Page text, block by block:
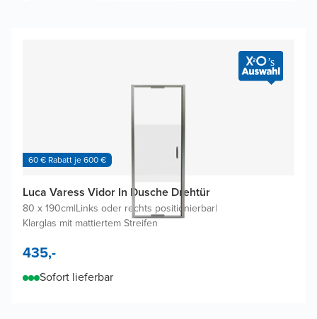
60 € Rabatt je 600 €
Luca Varess Vidor In Dusche Drehtür
80 x 190cm|Links oder rechts positionierbar|
Klarglas mit mattiertem Streifen
435,-
Sofort lieferbar